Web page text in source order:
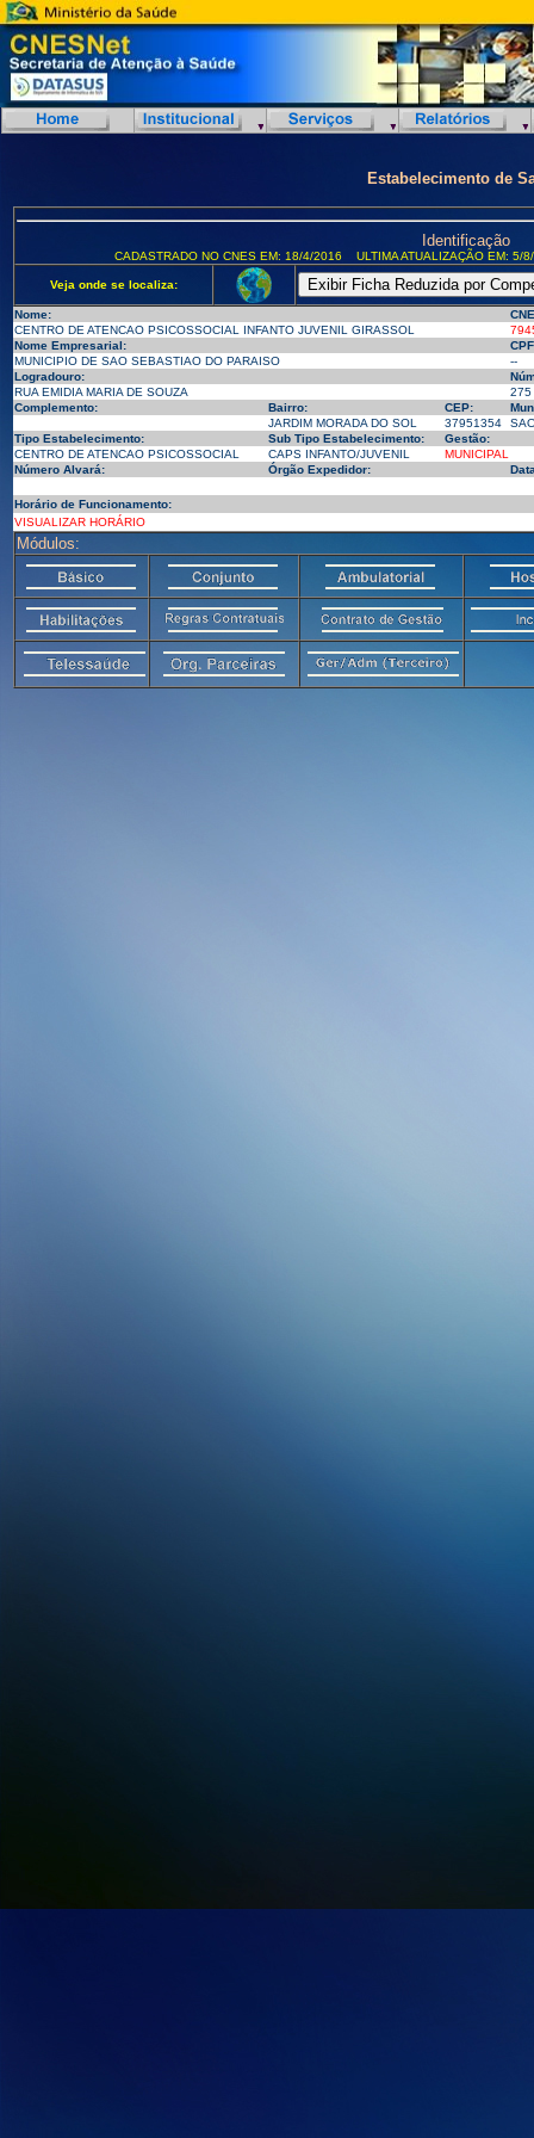
Estabelecimento de
Identificação
CADASTRADO NO CNES EM: 18/4/2016 ULTIMA ATUALIZAÇÃO EM:
Veja onde se localiza:
Nome:
CENTRO DE ATENCAO PSICOSSOCIAL INFANTO JUVENIL GIRASSOL
Nome Empresarial:
MUNICIPIO DE SAO SEBASTIAO DO PARAISO
--
Logradouro:
RUA EMIDIA MARIA DE SOUZA
275
Complemento:
Bairro: CEP:
JARDIM MORADA DO SOL
37951354
Tipo Estabelecimento:
Sub Tipo Estabelecimento:
Gestão:
CENTRO DE ATENCAO PSICOSSOCIAL
CAPS INFANTO/JUVENIL
MUNICIPAL
Número Alvará:
Órgão Expedidor:
Horário de Funcionamento:
VISUALIZAR HORÁRIO
Módulos: